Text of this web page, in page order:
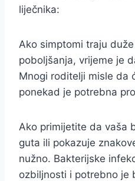
liječnika:
Ako simptomi traju
poboljšanja, vrijeme je
Mnogi roditelji misle da
ponekad je potrebna
Ako primijetite da vaša
guta ili pokazuje
nužno. Bakterijske
ozbiljnosti i potrebno je